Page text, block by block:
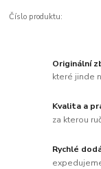
Číslo produktu:
Originální
které jinde
Kvalita a
za kterou
Rychlé